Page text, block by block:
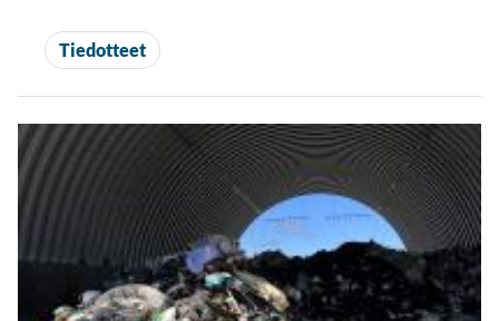
Tiedotteet